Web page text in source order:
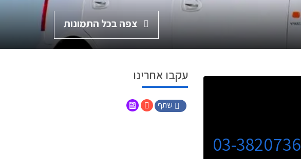
צפה בכל התמונות
03-3820736
עקבו אחרינו
שתף